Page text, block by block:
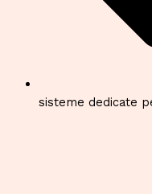
sisteme dedicate